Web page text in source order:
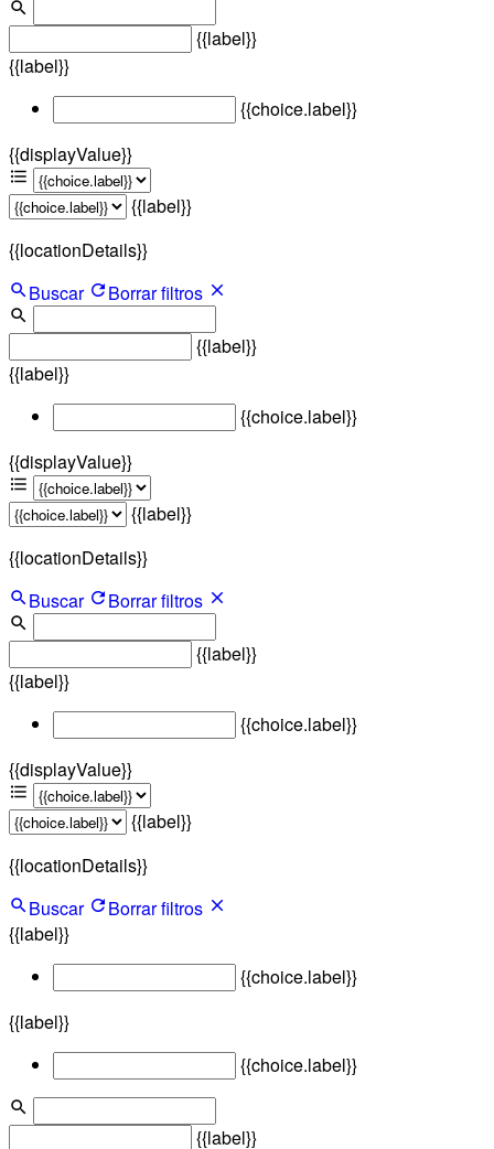
{{label}}
{{label}}
{{choice.label}}
{{displayValue}}
{{label}}
{{locationDetails}}
Buscar
Borrar filtros
{{label}}
{{label}}
{{choice.label}}
{{displayValue}}
{{label}}
{{locationDetails}}
Buscar
Borrar filtros
{{label}}
{{label}}
{{choice.label}}
{{displayValue}}
{{label}}
{{locationDetails}}
Buscar
Borrar filtros
{{label}}
{{choice.label}}
{{label}}
{{choice.label}}
{{label}}